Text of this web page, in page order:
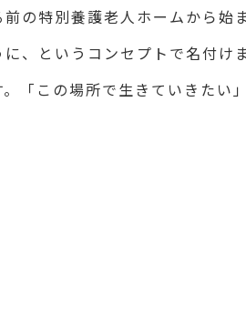
前の特別養護老人ホームから
、というコンセプトで名付
「この場所で生きていきたい